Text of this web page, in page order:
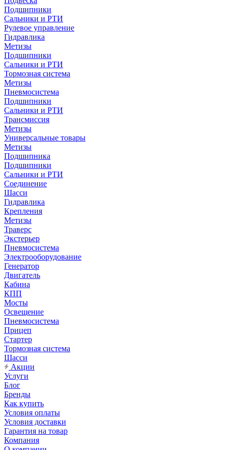
Подшипники
Сальники и РТИ
Рулевое управление
Гидравлика
Метизы
Подшипники
Сальники и РТИ
Тормозная система
Метизы
Пневмосистема
Подшипники
Сальники и РТИ
Трансмиссия
Метизы
Универсальные товары
Метизы
Подшипника
Подшипники
Сальники и РТИ
Соединение
Шасси
Гидравлика
Крепления
Метизы
Траверс
Экстерьер
Пневмосистема
Электрооборудование
Генератор
Двигатель
Кабина
КПП
Мосты
Освещение
Пневмосистема
Прицеп
Стартер
Тормозная система
Шасси
Акции
Услуги
Блог
Бренды
Как купить
Условия оплаты
Условия доставки
Гарантия на товар
Компания